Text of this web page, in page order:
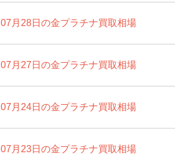
07月28日の金プラチナ買取相場
07月27日の金プラチナ買取相場
07月24日の金プラチナ買取相場
07月23日の金プラチナ買取相場